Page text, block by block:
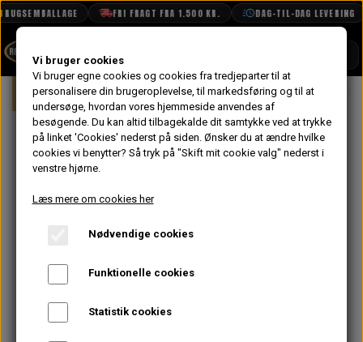
FRI FRAGT FRA 1.500 KR. DAG-TIL-DAG LEVERING
BOOK TID
PROJEKTER
TEKNISK DATA
VANDPOLERING
Forside Mini Karrosseri Bund
Yderpanel
Ventilations
Huller MK3-> -
Uoriginal
433,60 kr.
Vi bruger cookies
Vi bruger egne cookies og cookies fra tredjeparter til at
personalisere din brugeroplevelse, til markedsføring og til at
undersøge, hvordan vores hjemmeside anvendes af
besøgende. Du kan altid tilbagekalde dit samtykke ved at trykke
på linket 'Cookies' nederst på siden. Ønsker du at ændre hvilke
cookies vi benytter? Så tryk på "Skift mit cookie valg" nederst i
venstre hjørne.
Læs mere om cookies her
Nødvendige cookies
Funktionelle cookies
Statistik cookies